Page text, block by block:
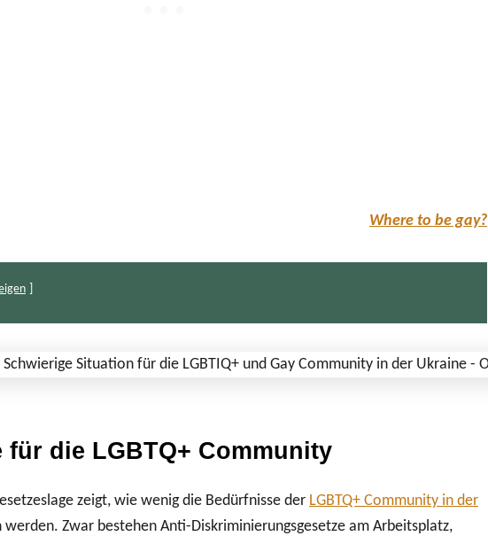
Where to be gay?
für die LGBTQ+ Community
zeigt, wie wenig die Bedürfnisse der LGBTQ+ Community in der
Zwar bestehen Anti-Diskriminierungsgesetze am Arbeitsplatz,